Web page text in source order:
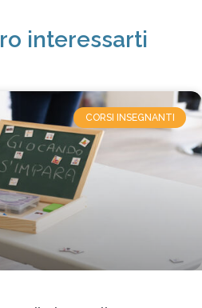
interessarti
CORSI INSEGNANTI